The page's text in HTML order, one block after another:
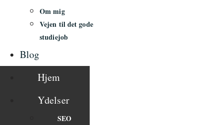
Om mig
Vejen til det gode
studiejob
Blog
Hjem
Ydelser
SEO